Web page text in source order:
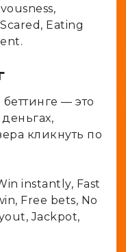
Eating
— это
кликнуть по
instantly, Fast
Free bets, No
Jackpot,